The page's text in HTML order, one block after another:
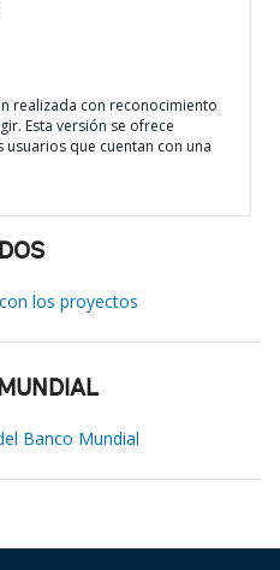
realizada con reconocimiento
Esta versión se ofrece
que cuentan con una
los proyectos
Banco Mundial